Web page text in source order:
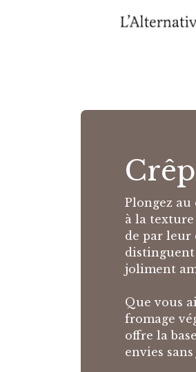
Plongez
à la
de par leur
joliment
Que vous
fromage
offre la
envies